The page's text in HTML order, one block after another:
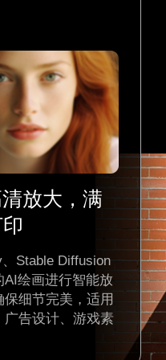
主体，呈现丰富细
感。优化裁剪后的
放大获得更佳构